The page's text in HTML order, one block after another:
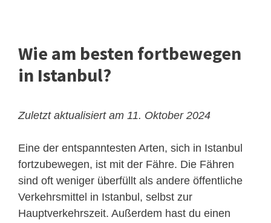
Wie am besten fortbewegen
in Istanbul?
Zuletzt aktualisiert am 11. Oktober 2024
Eine der entspanntesten Arten, sich in Istanbul
fortzubewegen, ist mit der Fähre. Die Fähren
sind oft weniger überfüllt als andere öffentliche
Verkehrsmittel in Istanbul, selbst zur
Hauptverkehrszeit. Außerdem hast du einen